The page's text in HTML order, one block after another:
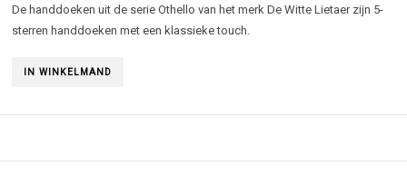
De handdoeken uit de serie Othello van het merk De Witte Lietaer zijn 5-
sterren handdoeken met een klassieke touch.
IN WINKELMAND